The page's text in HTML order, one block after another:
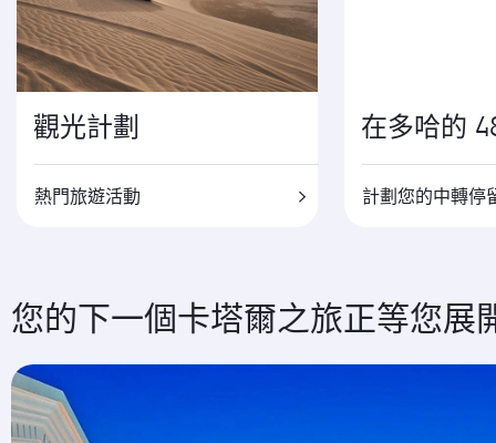
觀光計劃
熱門旅遊活動
在多哈的
計劃您的中轉停
您的下一個卡塔爾之旅正等您展